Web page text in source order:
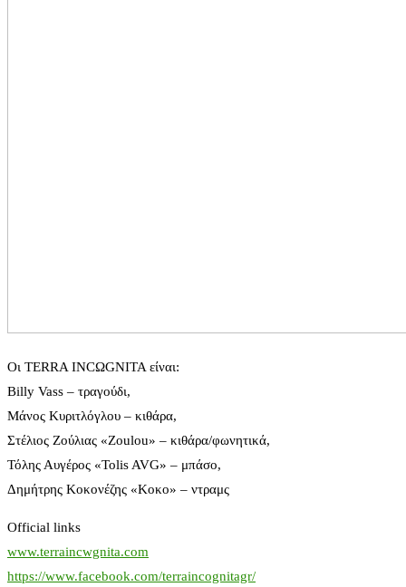
Οι TERRA INCΩGNITA είναι:
Billy Vass – τραγούδι,
Μάνος Κυριτλόγλου – κιθάρα,
Στέλιος Ζούλιας «Zoulou» – κιθάρα/φωνητικά,
Τόλης Αυγέρος «Tolis AVG» – μπάσο,
Δημήτρης Κοκονέζης «Κοκο» – ντραμς
Official links
www.terraincwgnita.com
https://www.facebook.com/terraincognitagr/